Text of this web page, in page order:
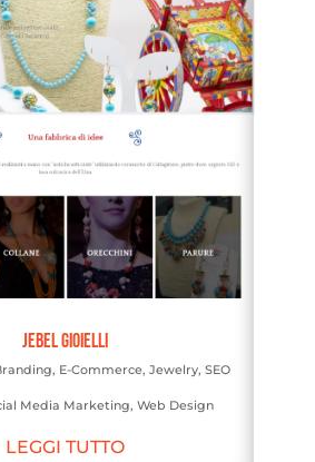
Jebel Gioielli
, E-Commerce,Jewelry,SEO
Media Marketing, Web Design
LEGGI TUTTO